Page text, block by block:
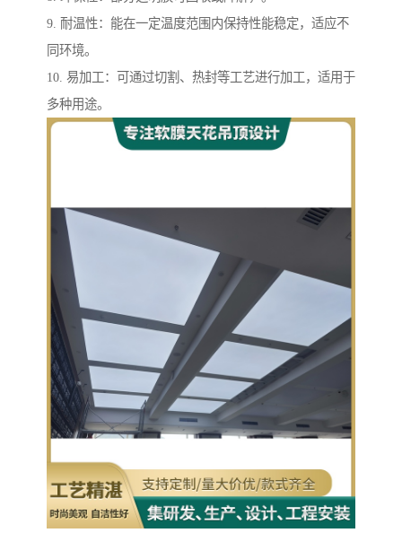
9. 耐温性：能在一定温度范围内保持性能稳定，适应不
同环境。
10. 易加工：可通过切割、热封等工艺进行加工，适用于
多种用途。